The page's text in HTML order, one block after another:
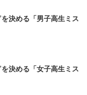
決める「男子高生ミス
決める「女子高生ミス